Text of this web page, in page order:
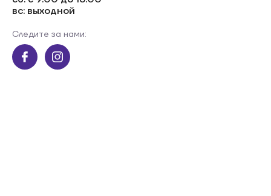
вс: выходной
Следите за нами: